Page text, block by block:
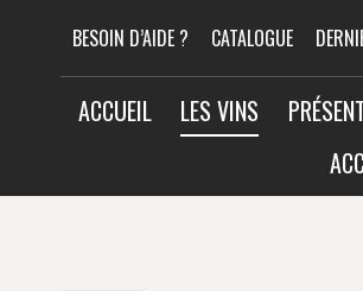
contenu
BESOIN D’AIDE ? CATALOGUE
ACCUEIL LES VINS